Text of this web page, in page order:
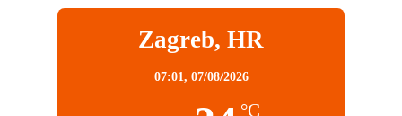
Zagreb, HR
07:01, 07/08/2026
°C